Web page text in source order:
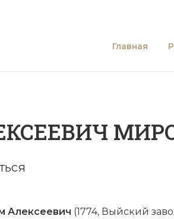
Главная
Алексеевич (1774, Выйский